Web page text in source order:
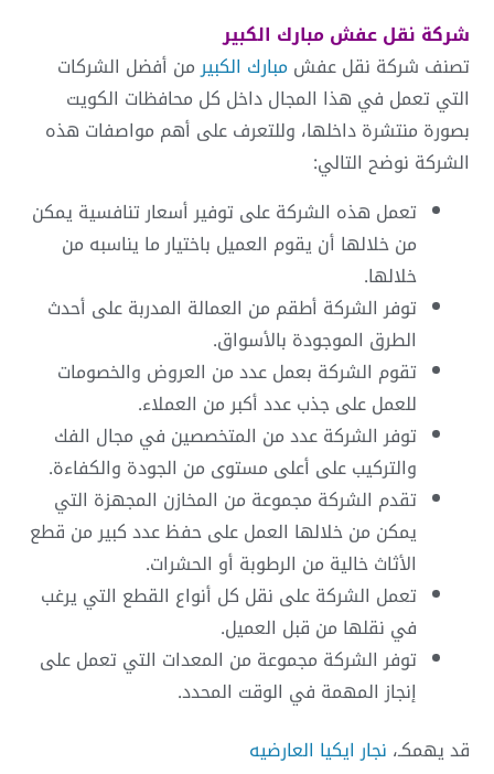
شركة نقل عفش مبارك الكبير
تصنف شركة نقل عفش مبارك الكبيرمن أفضل الشركات
التي تعمل في هذا المجال داخل كل محافظات الكويت
بصورة منتشرة داخلها، وللتعرف على أهم مواصفات هذه
الشركة نوضح التالي:
تعمل هذه الشركة على توفير أسعار تنافسية يمكن
من خلالها أن يقوم العميل باختيار ما يناسبه من
خلالها.
توفر الشركة أطقم من العمالة المدربة على أحدث
الطرق الموجودة بالأسواق.
تقوم الشركة بعمل عدد من العروض والخصومات
للعمل على جذب عدد أكبر من العملاء.
توفر الشركة عدد من المتخصصين في مجال الفك
والتركيب على أعلى مستوى من الجودة والكفاءة.
تقدم الشركة مجموعة من المخازن المجهزة التي
يمكن من خلالها العمل على حفظ عدد كبير من قطع
الأثاث خالية من الرطوبة أو الحشرات.
تعمل الشركة على نقل كل أنواع القطع التي يرغب
في نقلها من قبل العميل.
توفر الشركة مجموعة من المعدات التي تعمل على
إنجاز المهمة في الوقت المحدد.
قد يهمكـ، نجار ايكيا العارضيه